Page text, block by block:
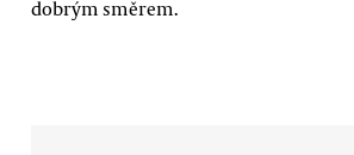
dobrým směrem.